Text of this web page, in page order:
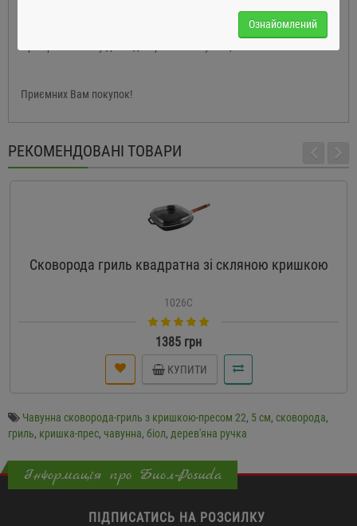
Приємних Вам покупок!
РЕКОМЕНДОВАНІ ТОВАРИ
Сковорода гриль квадратна зі скляною кришкою
1026С
1385 грн
КУПИТИ
Чавунна сковорода-гриль з кришкою-пресом 22, 5 см, сковорода,
гриль, кришка-прес, чавунна, біол, дерев'яна ручка
Інформація про Биол-Posuda
ПІДПИСАТИСЬ НА РОЗСИЛКУ
Ознайомлений